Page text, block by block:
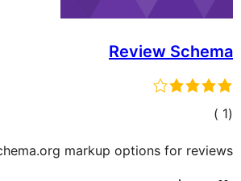
Review Schema
(1
إجمالي)
markup options for reviews.